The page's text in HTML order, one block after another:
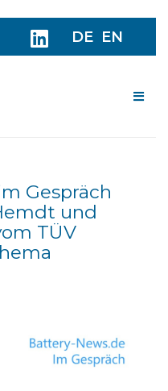
DE EN
Gespräch
und
TÜV